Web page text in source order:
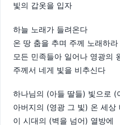
빛의 갑옷을 입자
하늘 노래가 들려온다
온 땅 춤을 추며 주께 노래하라
모든 민족들아 일어나 영광의
주께서 네게 빛을 비추신다
하나님의 (아들 딸들) 빛으로 (
아버지의 (영광 그 빛) 온 세상
이 시대의 (벽을 넘어) 열방에